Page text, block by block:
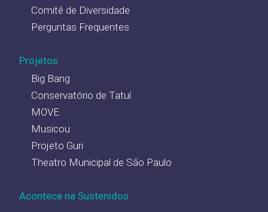
Comitê de Diversidade
Perguntas Frequentes
Projetos
Big Bang
Conservatório de Tatuí
MOVE
Musicou
Projeto Guri
Theatro Municipal de São Paulo
Acontece na Sustenidos